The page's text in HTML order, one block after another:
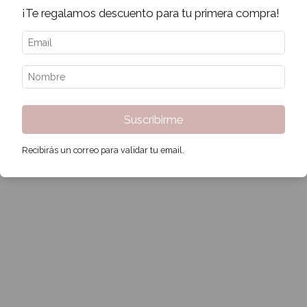
¡Te regalamos descuento para tu primera compra!
Suscribirme
Recibirás un correo para validar tu email.